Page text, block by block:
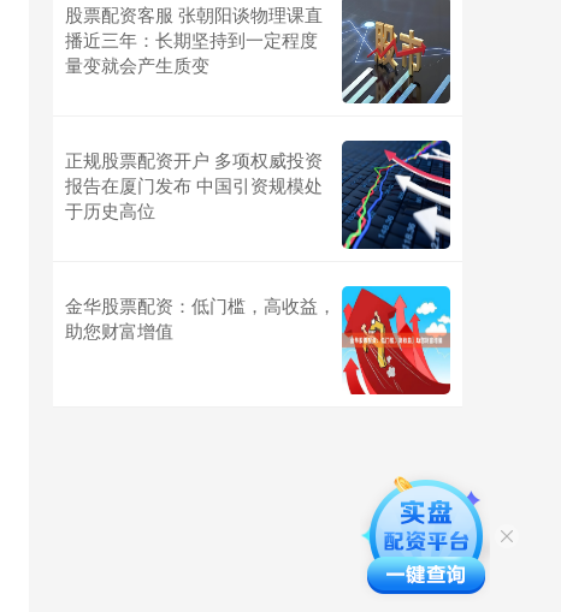
股票配资客服 张朝阳谈物理课直
播近三年：长期坚持到一定程度
量变就会产生质变
正规股票配资开户 多项权威投资
报告在厦门发布 中国引资规模处
于历史高位
金华股票配资：低门槛，高收益，
助您财富增值